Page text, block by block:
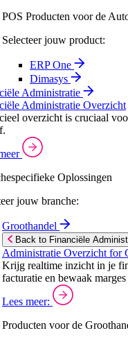
POS Producten voor de
Selecteer jouw product:
ERP One
Dimasys
Administratie
Administratie Overzicht
overzicht is cruciaal
Oplossingen
jouw branche:
Groothandel
Back to Financiële
Administratie Overzicht for
Krijg realtime inzicht in je
facturatie en bewaak
Lees meer:
Producten voor de